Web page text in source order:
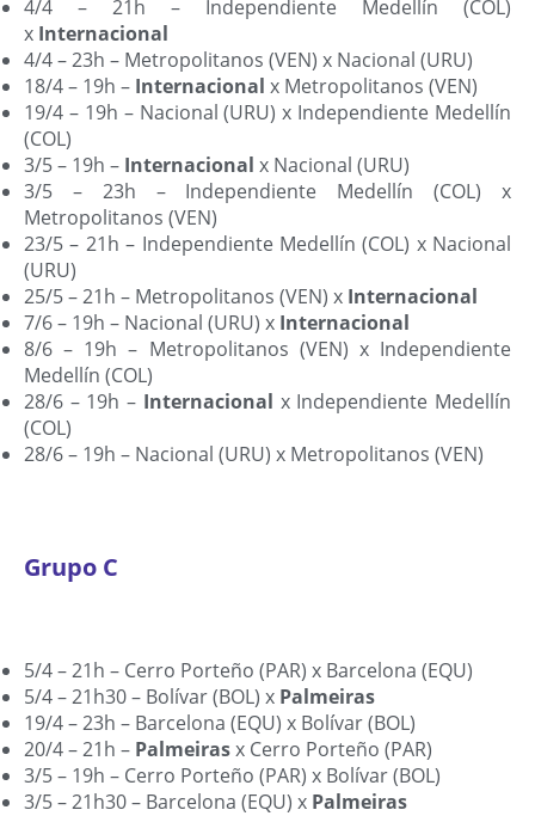
4/4 – 21h – Independiente Medellín (COL)
x Internacional
4/4 – 23h – Metropolitanos (VEN) x Nacional (URU)
18/4 – 19h – Internacional x Metropolitanos (VEN)
19/4 – 19h – Nacional (URU) x Independiente Medellín
(COL)
3/5 – 19h – Internacional x Nacional (URU)
3/5 – 23h – Independiente Medellín (COL) x
Metropolitanos (VEN)
23/5 – 21h – Independiente Medellín (COL) x Nacional
(URU)
25/5 – 21h – Metropolitanos (VEN) x Internacional
7/6 – 19h – Nacional (URU) x Internacional
8/6 – 19h – Metropolitanos (VEN) x Independiente
Medellín (COL)
28/6 – 19h – Internacional x Independiente Medellín
(COL)
28/6 – 19h – Nacional (URU) x Metropolitanos (VEN)
Grupo C
5/4 – 21h – Cerro Porteño (PAR) x Barcelona (EQU)
5/4 – 21h30 – Bolívar (BOL) x Palmeiras
19/4 – 23h – Barcelona (EQU) x Bolívar (BOL)
20/4 – 21h – Palmeirasx Cerro Porteño (PAR)
3/5 – 19h – Cerro Porteño (PAR) x Bolívar (BOL)
3/5 – 21h30 – Barcelona (EQU) x Palmeiras